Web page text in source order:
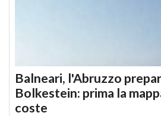
Balneari, l'Abruzzo
Bolkestein: prima la
coste